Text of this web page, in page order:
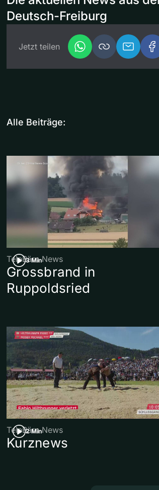
Deutsch-Freiburg
Jetzt teilen
Alle Beiträge:
3 Min
TeleBärn News
Grossbrand in
Ruppoldsried
2 Min
TeleBärn News
Kurznews